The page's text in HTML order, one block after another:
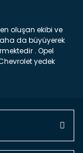
oluşan ekibi ve
da büyüyerek
. Opel
yedek
yedek parça
bir yanına